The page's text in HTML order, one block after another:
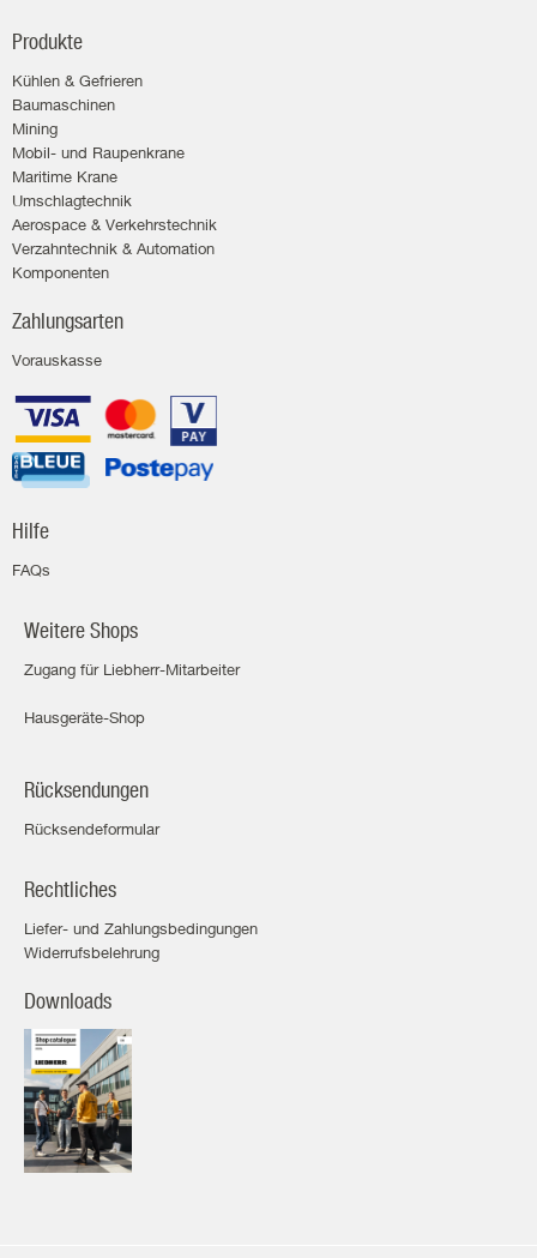
Produkte
Kühlen & Gefrieren
Baumaschinen
Mining
Mobil- und Raupenkrane
Maritime Krane
Umschlagtechnik
Aerospace & Verkehrstechnik
Verzahntechnik & Automation
Komponenten
Zahlungsarten
Vorauskasse
Hilfe
FAQs
Weitere Shops
Zugang für Liebherr-Mitarbeiter
Hausgeräte-Shop
Rücksendungen
Rücksendeformular
Rechtliches
Liefer- und Zahlungsbedingungen
Widerrufsbelehrung
Downloads